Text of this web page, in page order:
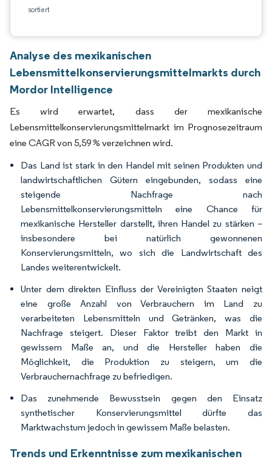
sortiert
Analyse des mexikanischen
Lebensmittelkonservierungsmittelmarkts durch
Mordor Intelligence
Es wird erwartet, dass der mexikanische
Lebensmittelkonservierungsmittelmarkt im Prognosezeitraum
eine CAGR von 5,59 % verzeichnen wird.
Das Land ist stark in den Handel mit seinen Produkten und
landwirtschaftlichen Gütern eingebunden, sodass eine
steigende Nachfrage nach
Lebensmittelkonservierungsmitteln eine Chance für
mexikanische Hersteller darstellt, ihren Handel zu stärken –
insbesondere bei natürlich gewonnenen
Konservierungsmitteln, wo sich die Landwirtschaft des
Landes weiterentwickelt.
Unter dem direkten Einfluss der Vereinigten Staaten neigt
eine große Anzahl von Verbrauchern im Land zu
verarbeiteten Lebensmitteln und Getränken, was die
Nachfrage steigert. Dieser Faktor treibt den Markt in
gewissem Maße an, und die Hersteller haben die
Möglichkeit, die Produktion zu steigern, um die
Verbrauchernachfrage zu befriedigen.
Das zunehmende Bewusstsein gegen den Einsatz
synthetischer Konservierungsmittel dürfte das
Marktwachstum jedoch in gewissem Maße belasten.
Trends und Erkenntnisse zum mexikanischen